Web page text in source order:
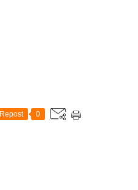
Repost 0